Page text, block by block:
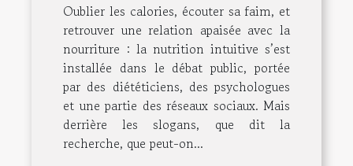
Oublier les calories, écouter sa faim, et
retrouver une relation apaisée avec la
nourriture : la nutrition intuitive s’est
installée dans le débat public, portée
par des diététiciens, des psychologues
et une partie des réseaux sociaux. Mais
derrière les slogans, que dit la
recherche, que peut-on...